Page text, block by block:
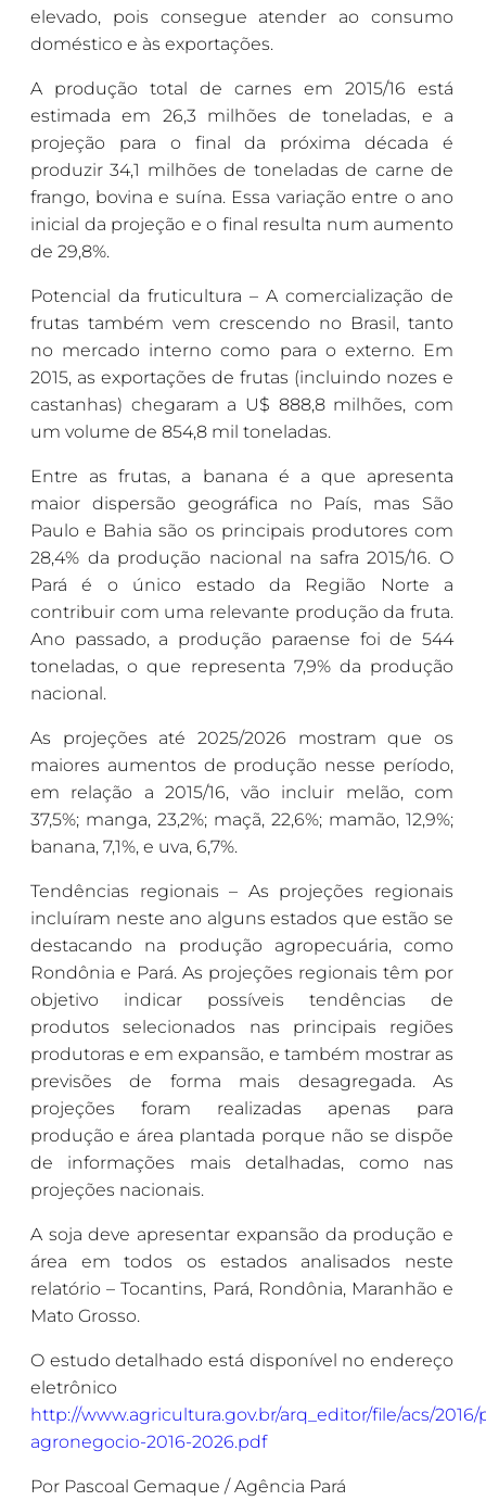
elevado, pois consegue atender ao consumo
doméstico e às exportações.
A produção total de carnes em 2015/16 está
estimada em 26,3 milhões de toneladas, e a
projeção para o final da próxima década é
produzir 34,1 milhões de toneladas de carne de
frango, bovina e suína. Essa variação entre o ano
inicial da projeção e o final resulta num aumento
de 29,8%.
Potencial da fruticultura – A comercialização de
frutas também vem crescendo no Brasil, tanto
no mercado interno como para o externo. Em
2015, as exportações de frutas (incluindo nozes e
castanhas) chegaram a U$ 888,8 milhões, com
um volume de 854,8 mil toneladas.
Entre as frutas, a banana é a que apresenta
maior dispersão geográfica no País, mas São
Paulo e Bahia são os principais produtores com
28,4% da produção nacional na safra 2015/16. O
Pará é o único estado da Região Norte a
contribuir com uma relevante produção da fruta.
Ano passado, a produção paraense foi de 544
toneladas, o que representa 7,9% da produção
nacional.
As projeções até 2025/2026 mostram que os
maiores aumentos de produção nesse período,
em relação a 2015/16, vão incluir melão, com
37,5%; manga, 23,2%; maçã, 22,6%; mamão, 12,9%;
banana, 7,1%, e uva, 6,7%.
Tendências regionais – As projeções regionais
incluíram neste ano alguns estados que estão se
destacando na produção agropecuária, como
Rondônia e Pará. As projeções regionais têm por
objetivo indicar possíveis tendências de
produtos selecionados nas principais regiões
produtoras e em expansão, e também mostrar as
previsões de forma mais desagregada. As
projeções foram realizadas apenas para
produção e área plantada porque não se dispõe
de informações mais detalhadas, como nas
projeções nacionais.
A soja deve apresentar expansão da produção e
área em todos os estados analisados neste
relatório – Tocantins, Pará, Rondônia, Maranhão e
Mato Grosso.
O estudo detalhado está disponível no endereço
eletrônico
http://www.agricultura.gov.br/arq_editor/file/acs/
agronegocio-2016-2026.pdf
Por Pascoal Gemaque / Agência Pará